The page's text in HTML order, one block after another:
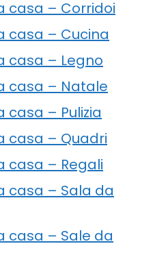
casa – Corridoi
casa – Cucina
casa – Legno
casa – Natale
– Pulizia
casa – Quadri
casa – Regali
casa – Sala da
casa – Sale da